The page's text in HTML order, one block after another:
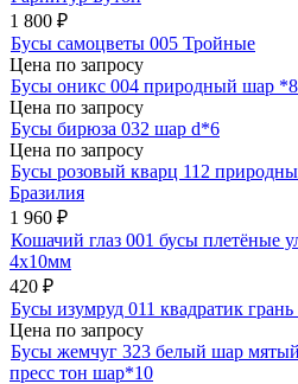
1 800 ₽
Бусы самоцветы 005 Тройные
Цена по запросу
Бусы оникс 004 природный шар
Цена по запросу
Бусы бирюза 032 шар d*6
Цена по запросу
Бусы розовый кварц 112
Бразилия
1 960 ₽
Кошачий глаз 001 бусы плетёные
4х10мм
420 ₽
Бусы изумруд 011 квадратик
Цена по запросу
Бусы жемчуг 323 белый шар
пресс тон шар*10